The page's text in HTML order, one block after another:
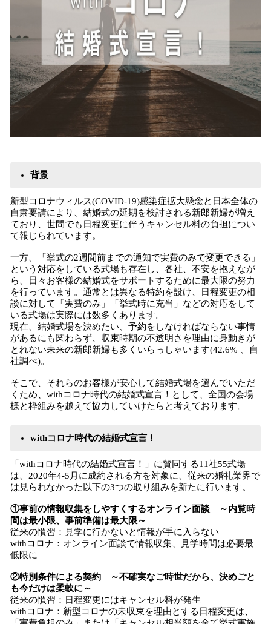
背景
新型コロナウィルス(COVID-19)感染症拡大懸念と日本全体の
自粛要請により、結婚式の延期を検討される新郎新婦が増え
ており、世間でも日程変更に伴うキャンセル料の負担につい
て報じられています。
一方、「挙式の2週間前までの通知で実費のみで変更できる」
という対応をしている式場も存在し、各社、不安を抱えなが
ら、日々お客様の結婚式をサポートするために最大限の努力
を行っています。通常とは異なる特約を設け、日程変更の相
談に対して「実費のみ」「挙式時に充当」などの対応をして
いる式場は実際には数多くあります。
現在、結婚式場を決めたい、予約をしなければならない事情
があるにも関わらず、収束時期の不透明さを理由に身動きが
とれない未来の新郎新婦も多くいらっしゃいます(42.6% 、自
社調べ)。
そこで、それらのお客様が安心して結婚式場を選んでいただ
くため、withコロナ時代の結婚式宣言！として、全国の会場
様と枠組みを越えて協力していけたらと考えております。
withコロナ時代の結婚式宣言！
「withコロナ時代の結婚式宣言！」に賛同する11社55式場
は、2020年4-5月に成約される方を対象に、従来の婚礼業界で
は見られなかった以下の3つの取り組みを新たに行います。
①事前の情報収集をしやすくするオンライン面談 ～内覧時
間は最小限、事前準備は最大限～
従来の慣習：見学に行かないと情報が手に入らない
withコロナ：オンライン面談で情報収集、見学時間は必要最
低限に
②特別条件による契約 ～不確実なご時世だから、決めごと
も今だけは柔軟に～
従来の慣習：日程変更にはキャンセル料が発生
withコロナ：新型コロナの未収束を理由とする日程変更は、